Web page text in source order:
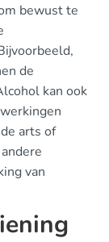
bewust te
de
kan ook
arts of
van